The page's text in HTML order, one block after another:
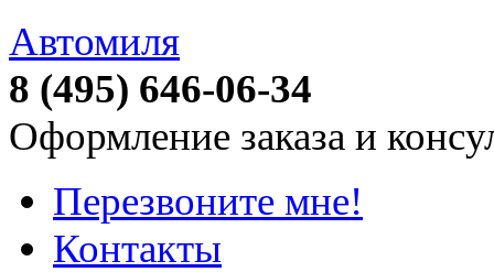
Автомиля
8 (495) 646-06-34
Оформление заказа и
Перезвоните мне!
Контакты